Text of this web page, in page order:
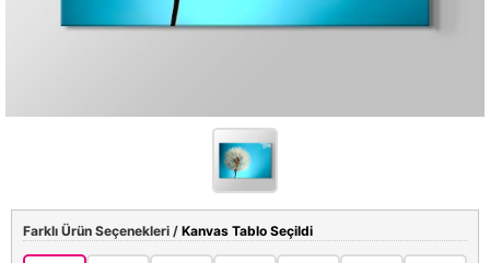
Farklı Ürün Seçenekleri / Kanvas Tablo Seçildi